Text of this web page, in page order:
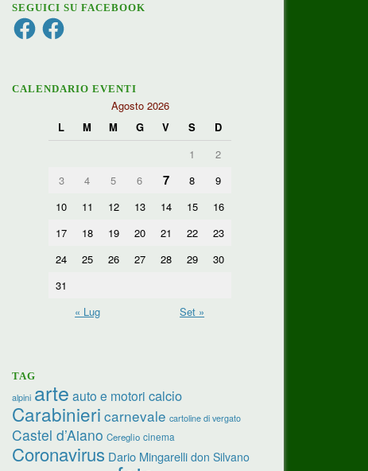
SEGUICI SU FACEBOOK
FacebookFacebook
CALENDARIO EVENTI
Agosto 2026
L
M M G V S
D
1
2
3
4 5 6 7 8
9
10
11 12 13 14 15
16
17
18 19 20 21 22
23
24
25 26 27 28 29
30
31
« Lug
Set »
TAG
alpini arte auto e motori calcio
Carabinieri carnevale cartoline di vergato
Castel d’Aiano Cereglio cinema
Coronavirus Dario Mingarelli don Silvano